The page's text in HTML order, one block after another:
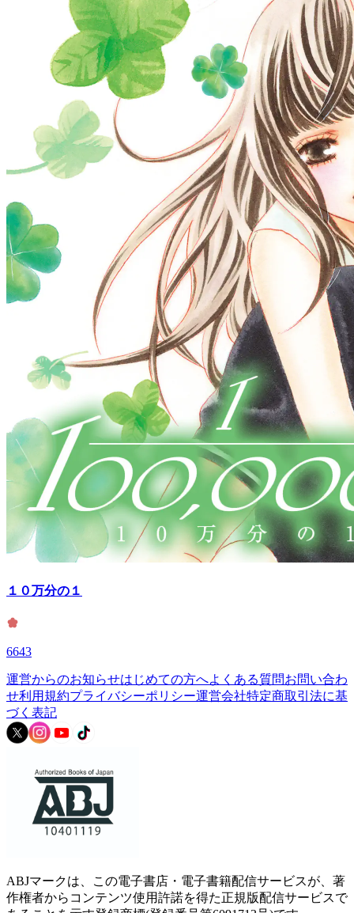
１０万分の１
6643
運営からのお知らせはじめての方へよくある質問お問い合わ
せ利用規約プライバシーポリシー運営会社特定商取引法に基
づく表記
ABJマークは、この電子書店・電子書籍配信サービスが、著
作権者からコンテンツ使用許諾を得た正規版配信サービスで